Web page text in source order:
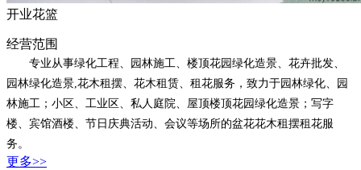
开业花篮
经营范围
专业从事绿化工程、园林施工、楼顶花园绿化造景、花卉批发、
园林绿化造景,花木租摆、花木租赁、租花服务，致力于园林绿化、园
林施工；小区、工业区、私人庭院、屋顶楼顶花园绿化造景；写字
楼、宾馆酒楼、节日庆典活动、会议等场所的盆花花木租摆租花服
务。
更多>>